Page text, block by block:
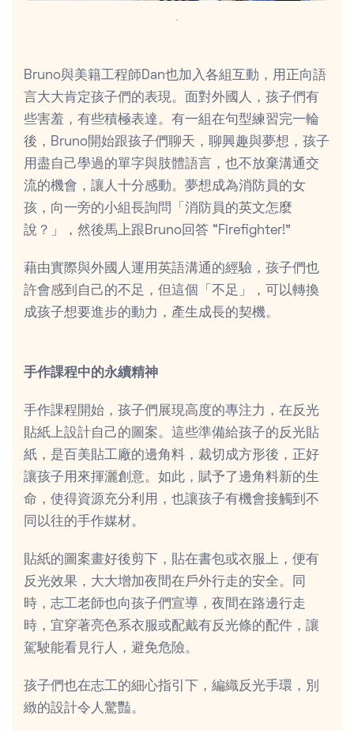
．
Bruno與美籍工程師Dan也加入各組互動，用正向語
言大大肯定孩子們的表現。面對外國人，孩子們有
些害羞，有些積極表達。有一組在句型練習完一輪
後，Bruno開始跟孩子們聊天，聊興趣與夢想，孩子
用盡自己學過的單字與肢體語言，也不放棄溝通交
流的機會，讓人十分感動。夢想成為消防員的女
孩，向一旁的小組長詢問「消防員的英文怎麼
說？」，然後馬上跟Bruno回答 “Firefighter!”
藉由實際與外國人運用英語溝通的經驗，孩子們也
許會感到自己的不足，但這個「不足」，可以轉換
成孩子想要進步的動力，產生成長的契機。
手作課程中的永續精神
手作課程開始，孩子們展現高度的專注力，在反光
貼紙上設計自己的圖案。這些準備給孩子的反光貼
紙，是百美貼工廠的邊角料，裁切成方形後，正好
讓孩子用來揮灑創意。如此，賦予了邊角料新的生
命，使得資源充分利用，也讓孩子有機會接觸到不
同以往的手作媒材。
貼紙的圖案畫好後剪下，貼在書包或衣服上，便有
反光效果，大大增加夜間在戶外行走的安全。同
時，志工老師也向孩子們宣導，夜間在路邊行走
時，宜穿著亮色系衣服或配戴有反光條的配件，讓
駕駛能看見行人，避免危險。
孩子們也在志工的細心指引下，編織反光手環，別
緻的設計令人驚豔。